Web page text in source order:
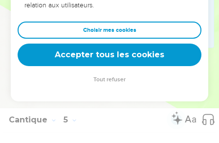
15
du Liban !
Elle
Lève-toi, vent du nord ! Viens, vent du sud ! Soufflez sur
mon jardin et que ses aromates se diffusent ! Que mon bien-
Cantique 5
relation aux utilisateurs.
Choisir mes cookies
Accepter tous les cookies
Tout refuser